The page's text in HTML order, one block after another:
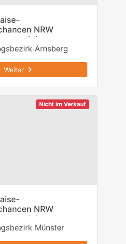
NRW
-
Arnsberg
Weiter
Nicht im Verkauf
NRW
-
Münster